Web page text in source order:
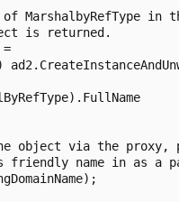
MarshalbyRefType in
is returned.
=
object via the proxy,
friendly name in as a